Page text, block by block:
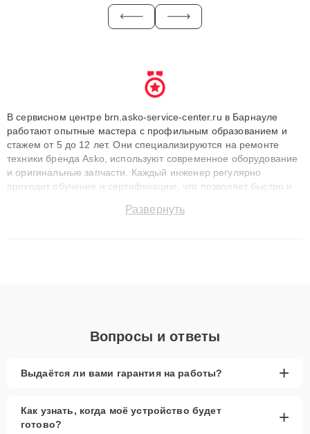
В сервисном центре brn.asko-service-center.ru в Барнауле
работают опытные мастера с профильным образованием и
стажем от 5 до 12 лет. Они специализируются на ремонте
техники бренда Asko, используют современное оборудование
и оригинальные запчасти. Каждый инженер регулярно
проходит обучение и сертификацию, что позволяет быстро и
сохранением гарантии до 3 лет. Наши мастера решают
Развернуть
Вопросы и ответы
Выдаётся ли вами гарантия на работы? +
Как узнать, когда моё устройство будет
готово?
+